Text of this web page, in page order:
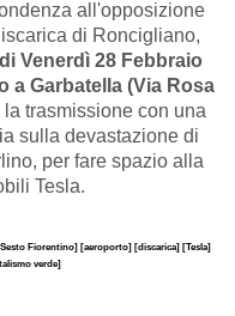
all'opposizione
di Roncigliano,
Venerdì 28 Febbraio
a Garbatella (Via Rosa
trasmissione con una
sulla devastazione di
per fare spazio alla
Tesla.
Fiorentino] [aeroporto] [discarica] [Tesla]
verde]